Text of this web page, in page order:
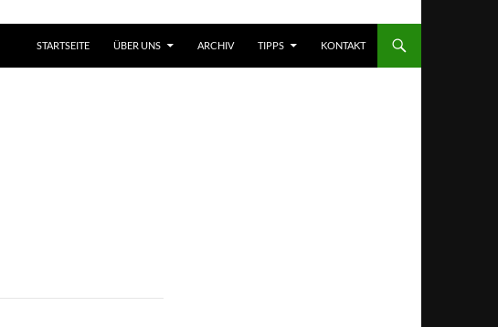
STARTSEITE
ÜBER UNS ARCHIV TIPPS KONTAKT